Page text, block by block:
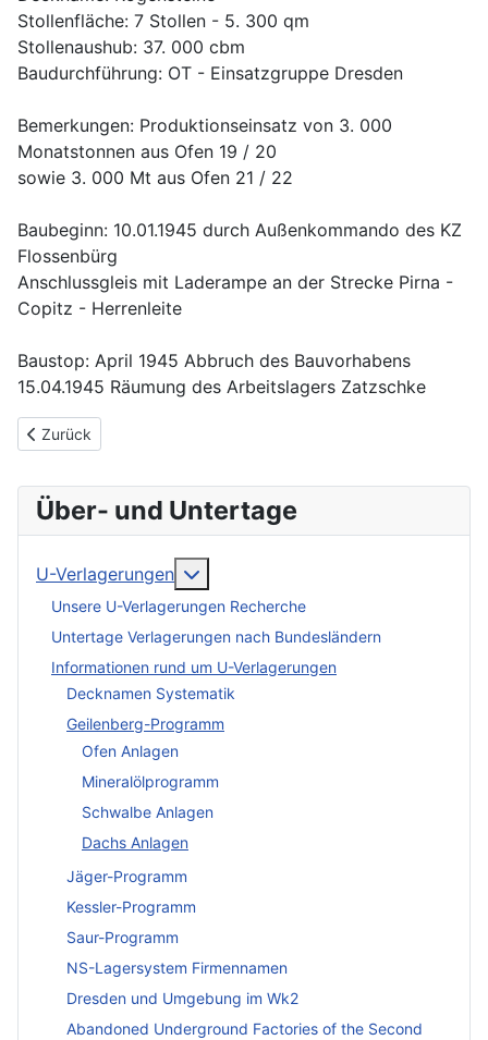
Stollenfläche: 7 Stollen - 5. 300 qm
Stollenaushub: 37. 000 cbm
Baudurchführung: OT - Einsatzgruppe Dresden
Bemerkungen: Produktionseinsatz von 3. 000
Monatstonnen aus Ofen 19 / 20
sowie 3. 000 Mt aus Ofen 21 / 22
Baubeginn: 10.01.1945 durch Außenkommando des KZ
Flossenbürg
Anschlussgleis mit Laderampe an der Strecke Pirna -
Copitz - Herrenleite
Baustop: April 1945 Abbruch des Bauvorhabens
15.04.1945 Räumung des Arbeitslagers Zatzschke
Vorheriger Beitrag: Schwalbe Anlagen
Zurück
Über- und Untertage
U-Verlagerungen
Unsere U-Verlagerungen Recherche
Untertage Verlagerungen nach Bundesländern
Informationen rund um U-Verlagerungen
Decknamen Systematik
Geilenberg-Programm
Ofen Anlagen
Mineralölprogramm
Schwalbe Anlagen
Dachs Anlagen
Jäger-Programm
Kessler-Programm
Saur-Programm
NS-Lagersystem Firmennamen
Dresden und Umgebung im Wk2
Abandoned Underground Factories of the Second